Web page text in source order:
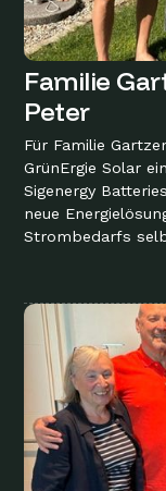
Familie
Peter
Für Familie
GrünErgie Solar
Sigenergy
neue
Strombedarfs